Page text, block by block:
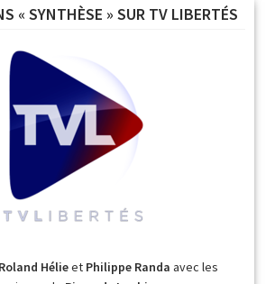
« SYNTHÈSE » SUR TV LIBERTÉS
Roland Hélieet Philippe Randa avec les